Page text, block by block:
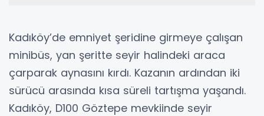
Kadıköy’de emniyet şeridine girmeye çalışan
minibüs, yan şeritte seyir halindeki araca
çarparak aynasını kırdı. Kazanın ardından iki
sürücü arasında kısa süreli tartışma yaşandı.
Kadıköy, D100 Göztepe mevkiinde seyir